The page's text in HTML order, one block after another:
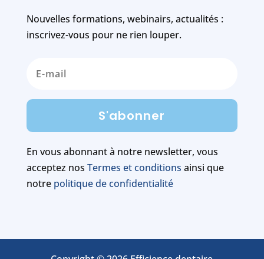
Nouvelles formations, webinairs, actualités :
inscrivez-vous pour ne rien louper.
S'abonner
En vous abonnant à notre newsletter, vous
acceptez nos Termes et conditions ainsi que
notre politique de confidentialité